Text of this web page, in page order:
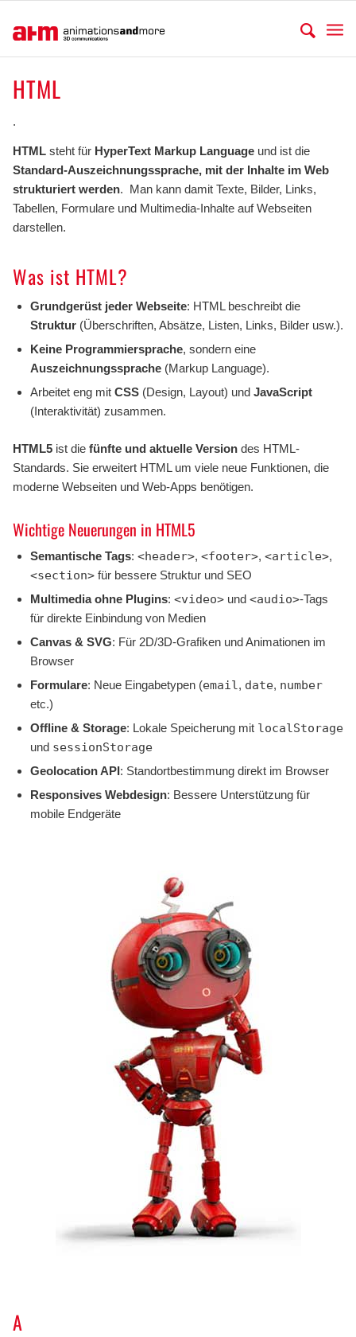
HTML
.
HTMLsteht für HyperText Markup Languageund ist die
Standard-Auszeichnungssprache, mit der Inhalte im Web
strukturiert werden. Man kann damit Texte, Bilder, Links,
Tabellen, Formulare und Multimedia-Inhalte auf Webseiten
darstellen.
Was ist HTML?
Grundgerüst jeder Webseite: HTML beschreibt die
Struktur(Überschriften, Absätze, Listen, Links, Bilder usw.).
Keine Programmiersprache, sondern eine
Auszeichnungssprache(Markup Language).
Arbeitet eng mit CSS(Design, Layout) und JavaScript
(Interaktivität) zusammen.
HTML5ist die fünfte und aktuelle Versiondes HTML-
Standards. Sie erweitert HTML um viele neue Funktionen, die
moderne Webseiten und Web-Apps benötigen.
Wichtige Neuerungen in HTML5
Semantische Tags: <header>, <footer>, <article>,
<section>für bessere Struktur und SEO
Multimedia ohne Plugins: <video>und <audio>-Tags
für direkte Einbindung von Medien
Canvas & SVG: Für 2D/3D-Grafiken und Animationen im
Browser
Formulare: Neue Eingabetypen (email, date, number
etc.)
Offline & Storage: Lokale Speicherung mit localStorage
und sessionStorage
Geolocation API: Standortbestimmung direkt im Browser
Responsives Webdesign: Bessere Unterstützung für
mobile Endgeräte
A